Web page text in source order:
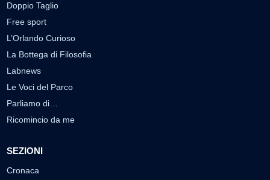
Doppio Taglio
Free sport
L’Orlando Curioso
La Bottega di Filosofia
Labnews
Le Voci del Parco
Parliamo di…
Ricomincio da me
SEZIONI
Cronaca